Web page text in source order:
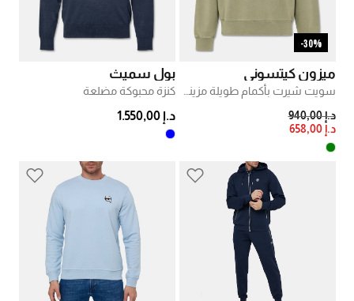
30%-
ميزون كيتسوني
PRICE REDUCED FROM
د.إ 940,00
TO
د.إ 658,00
بول سميث
كنزة محبوكة مضلعة
د.إ 1.550,00